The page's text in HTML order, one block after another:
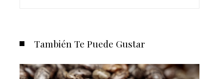
También Te Puede Gustar